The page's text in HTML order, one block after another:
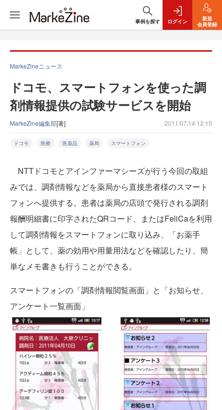
事例を探す ログイン
新規
会員登録
MarkeZineニュース
ドコモ、スマートフォンを使った調
剤情報提供の試験サービスを開始
MarkeZine編集部[著] 2011/07/14 12:15
ドコモ 医療 医薬品 薬局 スマートフォン
NTTドコモとアインファーマシーズが行う今回の取組
みでは、調剤情報などを薬局から直接患者様のスマート
フォンへ提供する。患者は薬局の店頭で発行される調剤
報酬明細書に印字されたQRコード、またはFeliCaを利用
して調剤情報をスマートフォンに取り込み、「お薬手
帳」として、薬の効用や用量用法などを確認したり、簡
単なメモ書きも行うことができる。
スマートフォンの「調剤情報閲覧画面」と「お知らせ、
アンケート一覧画面」